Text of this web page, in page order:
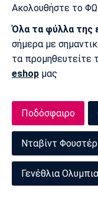
Ακολουθήστε το
Όλα τα φύλλα της
σήμερα με
τα προμηθευτείτε
eshop μας
Ποδόσφαιρο
Νταβίντ Φουστέρ
Γενέθλια